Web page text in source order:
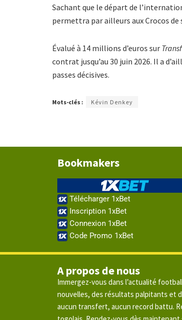
Sachant que le départ de
permettra par ailleurs aux Crocos
Évalué à 14 millions d’euros sur
contrat jusqu’au 30 juin 2026. Il a
passes décisives.
Mots-clés : Kévin Denkey
Bookmakers
Télécharger 1xBet
Inscription 1xBet
Connexion 1xBet
Code Promo 1xBet
A propos de nous
Immergez-vous dans l’actualité
nouvelles, des résultats palpitants et
aucun transfert, aucun record battu.